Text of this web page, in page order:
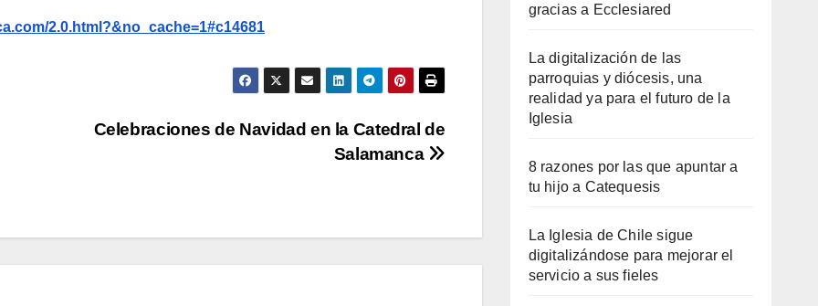
2.0.html?&no_cache=1#c14681
Celebraciones de Navidad en la Catedral de
Salamanca
gracias a Ecclesiared
La digitalización de las
parroquias y diócesis, una
realidad ya para el futuro de la
Iglesia
8 razones por las que apuntar a
tu hijo a Catequesis
La Iglesia de Chile sigue
digitalizándose para mejorar el
servicio a sus fieles